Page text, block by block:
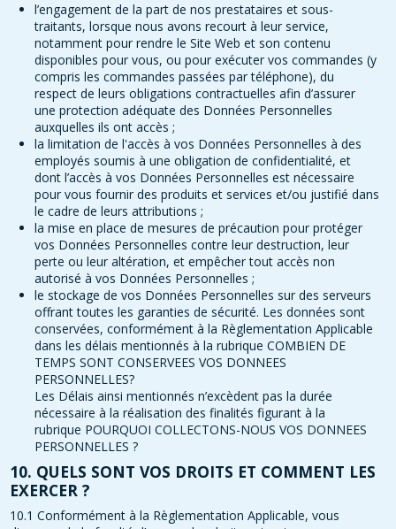
l’engagement de la part de nos prestataires et sous-
traitants, lorsque nous avons recourt à leur service,
notamment pour rendre le Site Web et son contenu
disponibles pour vous, ou pour exécuter vos commandes (y
compris les commandes passées par téléphone), du
respect de leurs obligations contractuelles afin d’assurer
une protection adéquate des Données Personnelles
auxquelles ils ont accès ;
la limitation de l'accès à vos Données Personnelles à des
employés soumis à une obligation de confidentialité, et
dont l’accès à vos Données Personnelles est nécessaire
pour vous fournir des produits et services et/ou justifié dans
le cadre de leurs attributions ;
la mise en place de mesures de précaution pour protéger
vos Données Personnelles contre leur destruction, leur
perte ou leur altération, et empêcher tout accès non
autorisé à vos Données Personnelles ;
le stockage de vos Données Personnelles sur des serveurs
offrant toutes les garanties de sécurité. Les données sont
conservées, conformément à la Règlementation Applicable
dans les délais mentionnés à la rubrique COMBIEN DE
TEMPS SONT CONSERVEES VOS DONNEES
PERSONNELLES?
Les Délais ainsi mentionnés n’excèdent pas la durée
nécessaire à la réalisation des finalités figurant à la
rubrique POURQUOI COLLECTONS-NOUS VOS DONNEES
PERSONNELLES ?
10. QUELS SONT VOS DROITS ET COMMENT LES
EXERCER ?
10.1 Conformément à la Règlementation Applicable, vous